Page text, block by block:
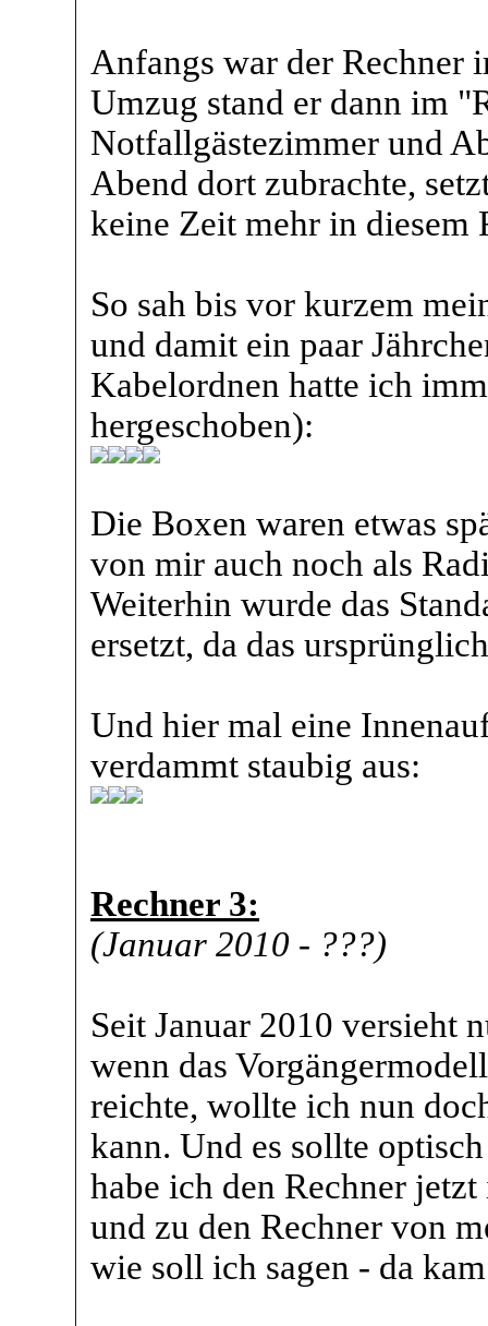
Anfangs war der Rechner
Umzug stand er dann im
Notfallgästezimmer und
Abend dort zubrachte,
keine Zeit mehr in diesem
So sah bis vor kurzem
und damit ein paar
Kabelordnen hatte ich
hergeschoben):
Die Boxen waren etwas
von mir auch noch als
Weiterhin wurde das
ersetzt, da das
Und hier mal eine
verdammt staubig aus:
Rechner 3:
(Januar 2010 - ???)
Seit Januar 2010 versieht
wenn das
reichte, wollte ich nun
kann. Und es sollte
habe ich den Rechner
und zu den Rechner von
wie soll ich sagen - da